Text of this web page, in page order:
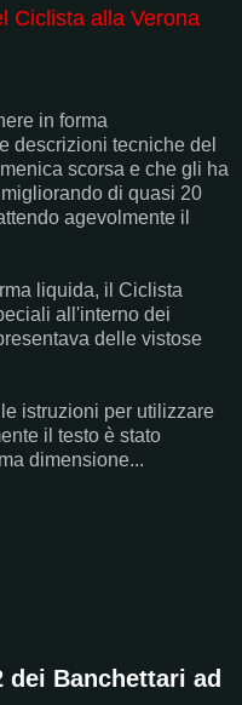
Ciclista alla Verona
in forma
descrizioni tecniche del
scorsa e che gli ha
di quasi 20
agevolmente il
liquida, il Ciclista
all'interno dei
delle vistose
istruzioni per utilizzare
il testo è stato
dimensione...
dei Banchettari ad